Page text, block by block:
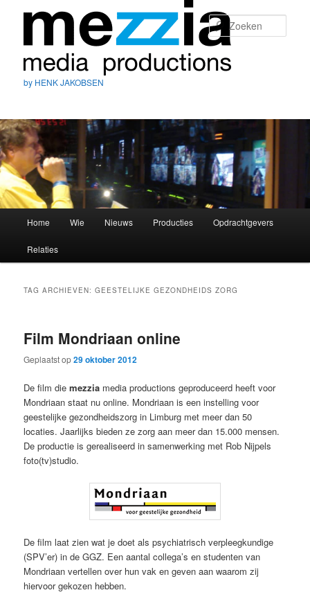
by HENK JAKOBSEN
Spring
naar
inhoud
Spring
naar
inhoud
Home Wie Nieuws Producties Opdrachtgevers
Relaties
TAG ARCHIEVEN:GEESTELIJKE GEZONDHEIDS ZORG
Film Mondriaan online
Geplaatst op29 oktober 2012
De film diemezzia media productions geproduceerd heeft voor
Mondriaan staat nu online. Mondriaan is een instelling voor
geestelijke gezondheidszorg in Limburg met meer dan 50
locaties. Jaarlijks bieden ze zorg aan meer dan 15.000 mensen.
De productie is gerealiseerd in samenwerking met Rob Nijpels
foto(tv)studio.
De film laat zien wat je doet als psychiatrisch verpleegkundige
(SPV’er) in de GGZ. Een aantal collega’s en studenten van
Mondriaan vertellen over hun vak en geven aan waarom zij
hiervoor gekozen hebben.